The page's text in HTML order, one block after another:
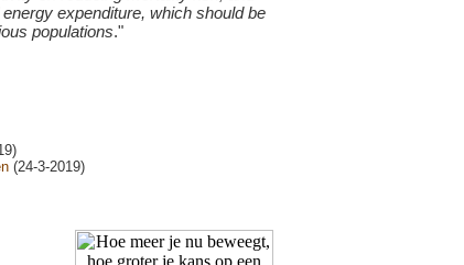
expenditure, which should be
populations."
(24-3-2019)